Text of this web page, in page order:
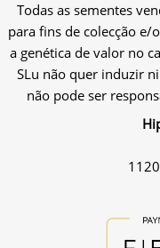
Todas as sementes
para fins de colecção e/
a genética de valor no
SLu não quer induzir
não pode ser